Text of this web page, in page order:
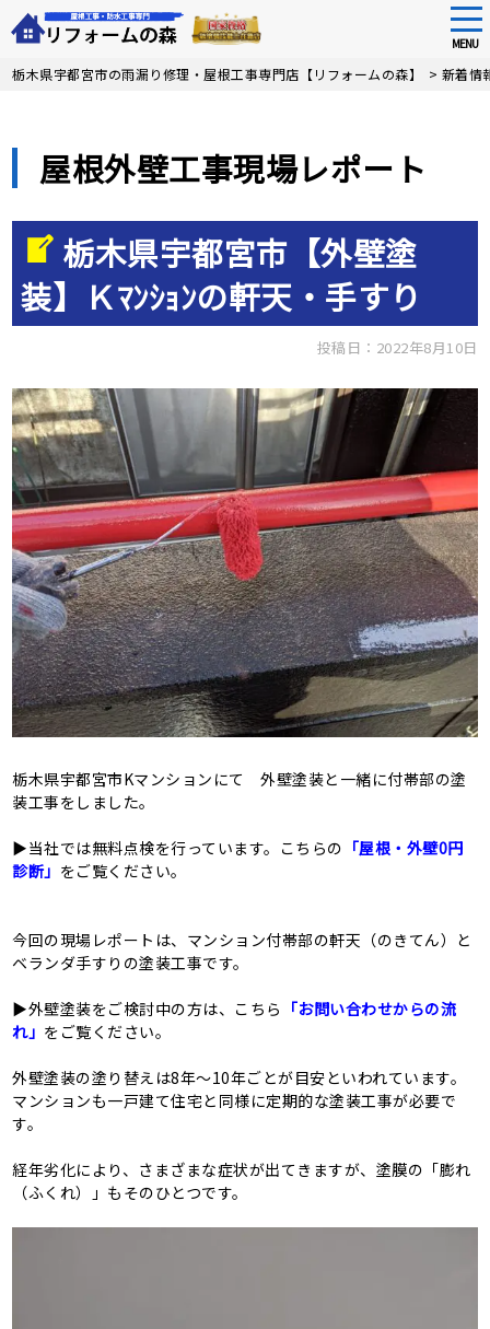
Skip
MENU
栃木県宇都宮市の雨漏り修理・屋根工事専門店【リフォームの森】 > 新着情
屋根外壁工事現場レポート
栃木県宇都宮市【外壁塗
装】Ｋﾏﾝｼｮﾝの軒天・手すり
投稿日：2022年8月10日
栃木県宇都宮市Kマンションにて 外壁塗装と一緒に付帯部の塗
装工事をしました。
▶当社では無料点検を行っています。こちらの 「屋根・外壁0円
診断」 をご覧ください。
今回の現場レポートは、マンション付帯部の軒天（のきてん）と
ベランダ手すりの塗装工事です。
▶外壁塗装をご検討中の方は、こちら 「お問い合わせからの流
れ」 をご覧ください。
外壁塗装の塗り替えは8年～10年ごとが目安といわれています。
マンションも一戸建て住宅と同様に定期的な塗装工事が必要で
す。
経年劣化により、さまざまな症状が出てきますが、塗膜の「膨れ
（ふくれ）」もそのひとつです。